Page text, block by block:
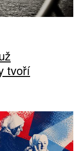
tvoří